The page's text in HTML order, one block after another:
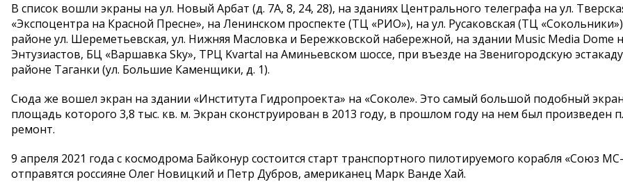
В список вошли экраны на ул. Новый Арбат (д. 7А, 8, 24, 28), на зданиях Центрального телеграфа на ул.
«Экспоцентра на Красной Пресне», на Ленинском проспекте (ТЦ «РИО»), на ул. Русаковская (ТЦ
районе ул. Шереметьевская, ул. Нижняя Масловка и Бережковской набережной, на здании Music Media Dome
Энтузиастов, БЦ «Варшавка Sky», ТРЦ Kvartal на Аминьевском шоссе, при въезде на Звенигородскую
районе Таганки (ул. Большие Каменщики, д. 1).
Сюда же вошел экран на здании «Института Гидропроекта» на «Соколе». Это самый большой подобный
площадь которого 3,8 тыс. кв. м. Экран сконструирован в 2013 году, в прошлом году на нем был произведен
ремонт.
9 апреля 2021 года с космодрома Байконур состоится старт транспортного пилотируемого корабля «Союз
отправятся россияне Олег Новицкий и Петр Дубров, американец Марк Ванде Хай.